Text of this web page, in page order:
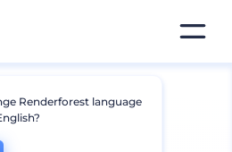
Renderforest language